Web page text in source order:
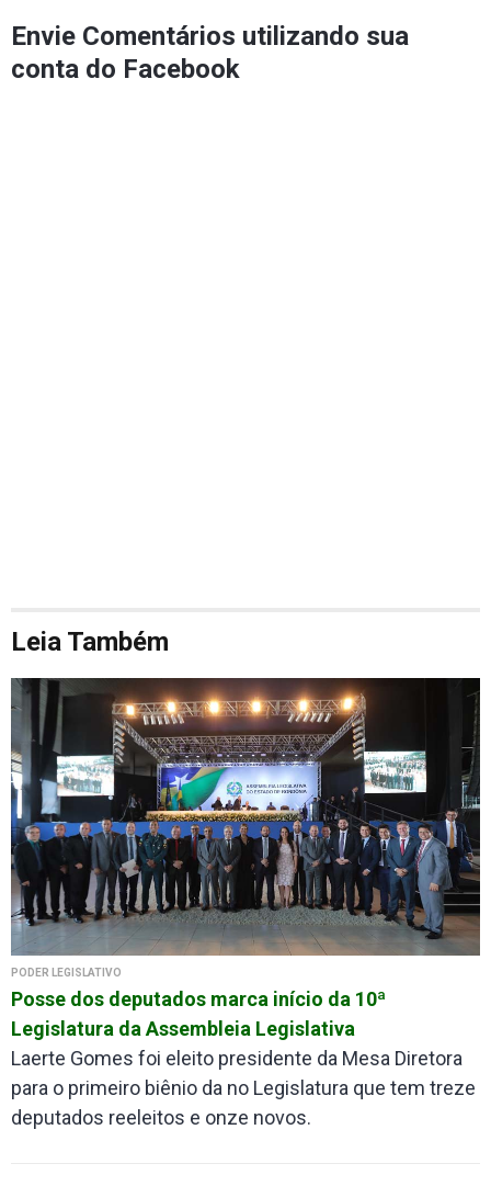
Envie Comentários utilizando sua
conta do Facebook
Leia Também
PODER LEGISLATIVO
Posse dos deputados marca início da 10ª
Legislatura da Assembleia Legislativa
Laerte Gomes foi eleito presidente da Mesa Diretora
para o primeiro biênio da no Legislatura que tem treze
deputados reeleitos e onze novos.